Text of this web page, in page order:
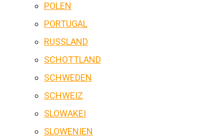
POLEN
PORTUGAL
RUSSLAND
SCHOTTLAND
SCHWEDEN
SCHWEIZ
SLOWAKEI
SLOWENIEN